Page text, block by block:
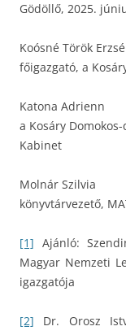
Gödöllő, 2025.
Koósné Török
főigazgató, a
Katona Adrienn
a Kosáry
Kabinet
Molnár Szilvia
könyvtárvezető,
[1] Ajánló:
Magyar Nemzeti
igazgatója
[2] Dr. Orosz